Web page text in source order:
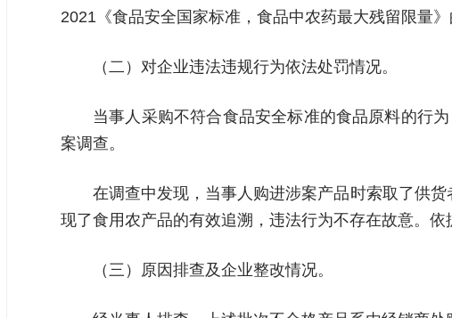
2021《食品安全国家标准，食品中农药最大残留限量》
（二）对企业违法违规行为依法处罚情况。
当事人采购不符合食品安全标准的食品原料的行
案调查。
在调查中发现，当事人购进涉案产品时索取了供
现了食用农产品的有效追溯，违法行为不存在故意。
（三）原因排查及企业整改情况。